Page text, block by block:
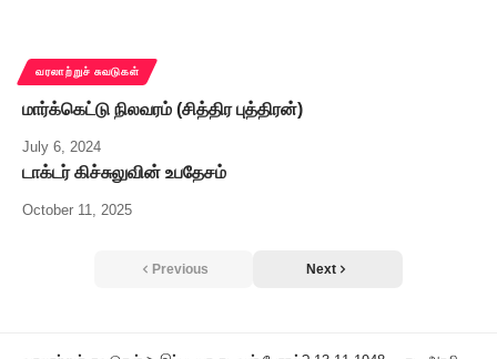
வரலாற்றுச் சுவடுகள்
மார்க்கெட்டு நிலவரம் (சித்திர புத்திரன்)
July 6, 2024
டாக்டர் கிச்சுலுவின் உபதேசம்
October 11, 2025
Previous Next